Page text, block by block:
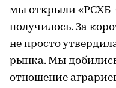
мы открыли «РСХБ-
получилось. За
не просто
рынка. Мы
отношение